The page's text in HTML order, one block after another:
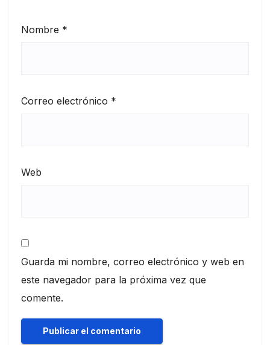
Nombre *
Correo electrónico *
Web
Guarda mi nombre, correo electrónico y web en
este navegador para la próxima vez que
comente.